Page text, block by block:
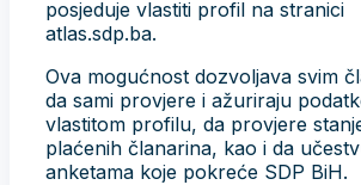
posjeduje vlastiti profil na stranici
atlas.sdp.ba.
Ova mogućnost dozvoljava svim
da sami provjere i ažuriraju
vlastitom profilu, da provjere
plaćenih članarina, kao i da
anketama koje pokreće SDP BiH.